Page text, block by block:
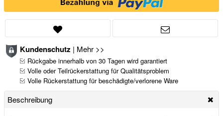
Kundenschutz | Mehr >>
Rückgabe innerhalb von 30 Tagen wird garantiert
Volle oder Teilrückerstattung für Qualitätsproblem
Volle Rückerstattung für beschädigte/verlorene Ware
Beschreibung